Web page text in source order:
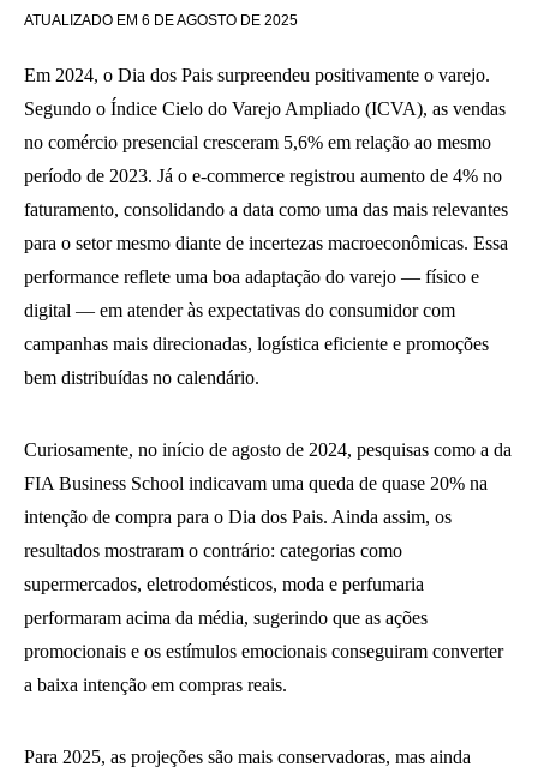
ATUALIZADO EM 6 DE AGOSTO DE 2025
Em 2024, o Dia dos Pais surpreendeu positivamente o varejo.
Segundo o Índice Cielo do Varejo Ampliado (ICVA), as vendas
no comércio presencial cresceram 5,6% em relação ao mesmo
período de 2023. Já o e-commerce registrou aumento de 4% no
faturamento, consolidando a data como uma das mais relevantes
para o setor mesmo diante de incertezas macroeconômicas. Essa
performance reflete uma boa adaptação do varejo — físico e
digital — em atender às expectativas do consumidor com
campanhas mais direcionadas, logística eficiente e promoções
bem distribuídas no calendário.
Curiosamente, no início de agosto de 2024, pesquisas como a da
FIA Business School indicavam uma queda de quase 20% na
intenção de compra para o Dia dos Pais. Ainda assim, os
resultados mostraram o contrário: categorias como
supermercados, eletrodomésticos, moda e perfumaria
performaram acima da média, sugerindo que as ações
promocionais e os estímulos emocionais conseguiram converter
a baixa intenção em compras reais.
Para 2025, as projeções são mais conservadoras, mas ainda